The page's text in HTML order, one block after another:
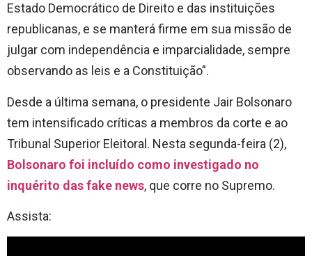
Estado Democrático de Direito e das instituições
republicanas, e se manterá firme em sua missão de
julgar com independência e imparcialidade, sempre
observando as leis e a Constituição”.
Desde a última semana, o presidente Jair Bolsonaro
tem intensificado críticas a membros da corte e ao
Tribunal Superior Eleitoral. Nesta segunda-feira (2),
Bolsonaro foi incluído como investigado no
inquérito das fake news, que corre no Supremo.
Assista: